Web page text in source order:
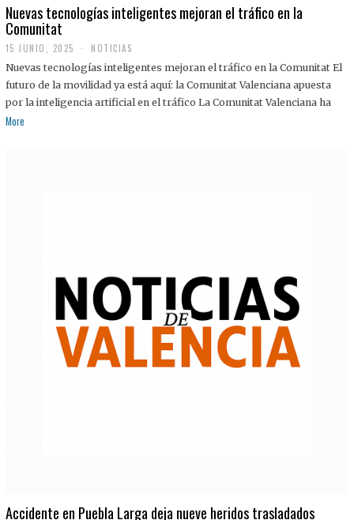
Nuevas tecnologías inteligentes mejoran el tráfico en la
Comunitat
15 JUNIO, 2025 NOTICIAS
Nuevas tecnologías inteligentes mejoran el tráfico en la Comunitat El
futuro de la movilidad ya está aquí: la Comunitat Valenciana apuesta
por la inteligencia artificial en el tráfico La Comunitat Valenciana ha
More
Accidente en Puebla Larga deja nueve heridos trasladados